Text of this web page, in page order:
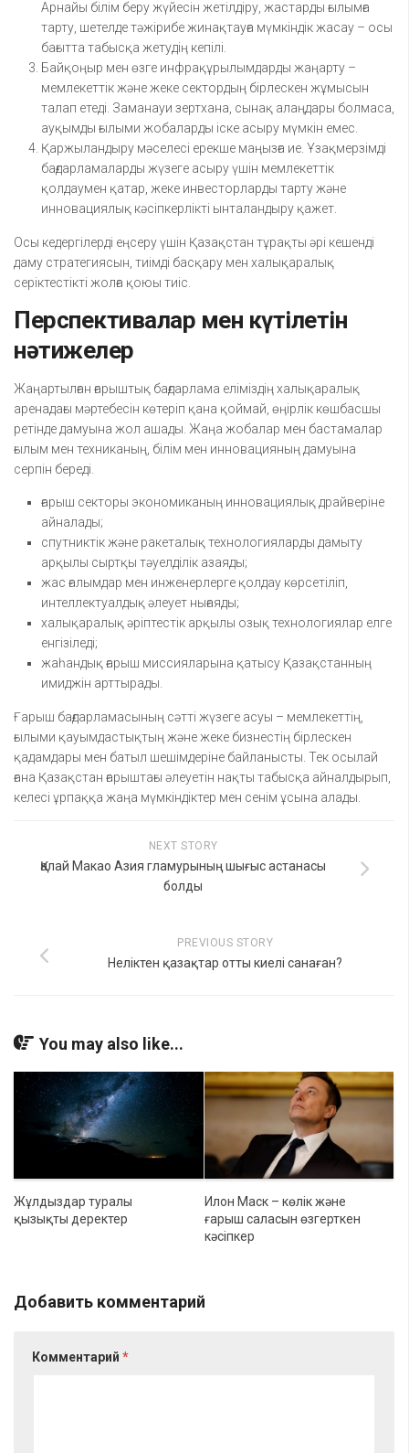
Арнайы білім беру жүйесін жетілдіру, жастарды ғылымға
тарту, шетелде тәжірибе жинақтауға мүмкіндік жасау – осы
бағытта табысқа жетудің кепілі.
Байқоңыр мен өзге инфрақұрылымдарды жаңарту –
мемлекеттік және жеке сектордың бірлескен жұмысын
талап етеді. Заманауи зертхана, сынақ алаңдары болмаса,
ауқымды ғылыми жобаларды іске асыру мүмкін емес.
Қаржыландыру мәселесі ерекше маңызға ие. Ұзақмерзімді
бағдарламаларды жүзеге асыру үшін мемлекеттік
қолдаумен қатар, жеке инвесторларды тарту және
инновациялық кәсіпкерлікті ынталандыру қажет.
Осы кедергілерді еңсеру үшін Қазақстан тұрақты әрі кешенді
даму стратегиясын, тиімді басқару мен халықаралық
серіктестікті жолға қоюы тиіс.
Перспективалар мен күтілетін
нәтижелер
Жаңартылған ғарыштық бағдарлама еліміздің халықаралық
аренадағы мәртебесін көтеріп қана қоймай, өңірлік көшбасшы
ретінде дамуына жол ашады. Жаңа жобалар мен бастамалар
ғылым мен техниканың, білім мен инновацияның дамуына
серпін береді.
ғарыш секторы экономиканың инновациялық драйверіне
айналады;
спутниктік және ракеталық технологияларды дамыту
арқылы сыртқы тәуелділік азаяды;
жас ғалымдар мен инженерлерге қолдау көрсетіліп,
интеллектуалдық әлеует нығаяды;
халықаралық әріптестік арқылы озық технологиялар елге
енгізіледі;
жаһандық ғарыш миссияларына қатысу Қазақстанның
имиджін арттырады.
Ғарыш бағдарламасының сәтті жүзеге асуы – мемлекеттің,
ғылыми қауымдастықтың және жеке бизнестің бірлескен
қадамдары мен батыл шешімдеріне байланысты. Тек осылай
ғана Қазақстан ғарыштағы әлеуетін нақты табысқа айналдырып,
келесі ұрпаққа жаңа мүмкіндіктер мен сенім ұсына алады.
NEXT STORY
Қалай Макао Азия гламурының шығыс астанасы
болды
PREVIOUS STORY
Неліктен қазақтар отты киелі санаған?
You may also like...
Жұлдыздар туралы
қызықты деректер
Илон Маск – көлік және
ғарыш саласын өзгерткен
кәсіпкер
Добавить комментарий
Комментарий *